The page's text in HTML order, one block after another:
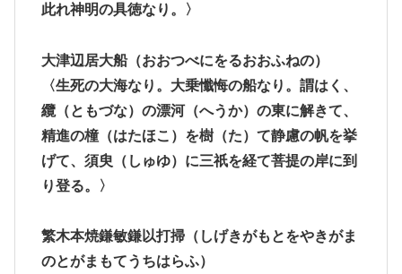
此れ神明の具徳なり。〉
大津辺居大船（おおつべにをるおおふねの）
〈生死の大海なり。大乗懺悔の船なり。謂はく、
纜（ともづな）の漂河（へうか）の東に解きて、
精進の橦（はたほこ）を樹（た）て静慮の帆を挙
げて、須臾（しゅゆ）に三祇を経て菩提の岸に到
り登る。〉
繁木本焼鎌敏鎌以打掃（しげきがもとをやきがま
のとがまもてうちはらふ）